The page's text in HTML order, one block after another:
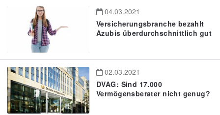
04.03.2021
Versicherungsbranche bezahlt
Azubis überdurchschnittlich gut
02.03.2021
DVAG: Sind 17.000
Vermögensberater nicht genug?